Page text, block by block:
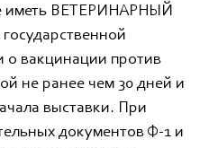
иметь ВЕТЕРИНАРНЫЙ
о вакцинации против
не ранее чем 30 дней и
выставки. При
документов Ф-1 и